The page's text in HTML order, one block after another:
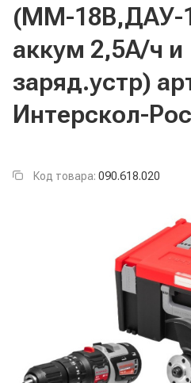
(ММ-18В,ДАУ-
аккум 2,5А/ч и
заряд.устр)
Интерскол-
Код товара: 090.618.020